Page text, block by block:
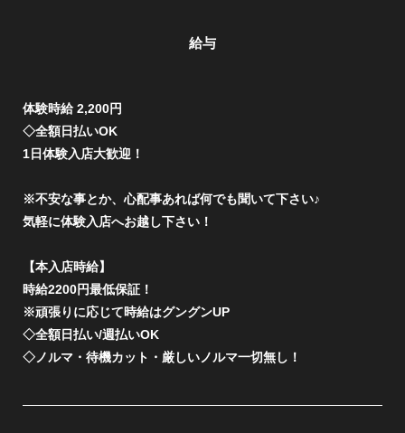
給与
体験時給 2,200円
◇全額日払いOK
1日体験入店大歓迎！
※不安な事とか、心配事あれば何でも聞いて下さい♪
気軽に体験入店へお越し下さい！
【本入店時給】
時給2200円最低保証！
※頑張りに応じて時給はグングンUP
◇全額日払い/週払いOK
◇ノルマ・待機カット・厳しいノルマ一切無し！